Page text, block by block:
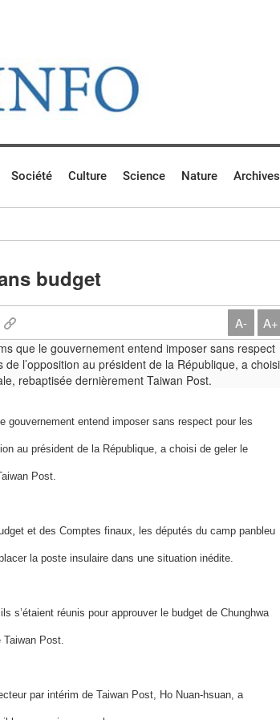
Société Culture Science Nature Archives
budget
A- A+
gouvernement entend imposer sans respect pour les
au président de la République, a choisi de geler le
Post.
et des Comptes finaux, les députés du camp panbleu
la poste insulaire dans une situation inédite.
s’étaient réunis pour approuver le budget de Chunghwa
Taiwan Post.
par intérim de Taiwan Post, Ho Nuan-hsuan, a